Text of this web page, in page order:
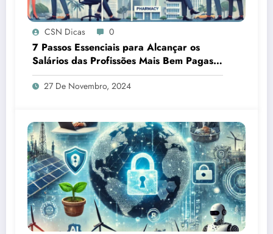
CSN Dicas 0
7 Passos Essenciais para Alcançar os
Salários das Profissões Mais Bem Pagas
no Brasil
27 De Novembro, 2024